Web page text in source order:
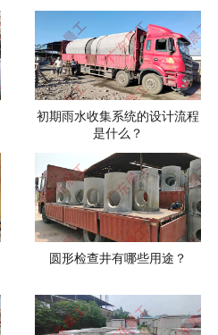
初期雨水收集系统的设计流程
是什么？
圆形检查井有哪些用途？